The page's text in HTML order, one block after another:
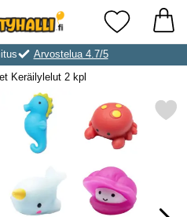
laajennettu Partyhallen AB
Suosikkini
Arvostelua 4.7/5
Keräilylelut 2 kpl
Merkitse squishy Merieläimet